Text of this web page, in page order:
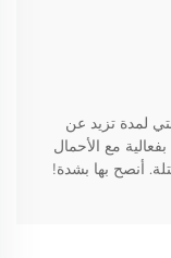
لمدة تزيد عن
مع الأحمال
أنصح بها بشدة!